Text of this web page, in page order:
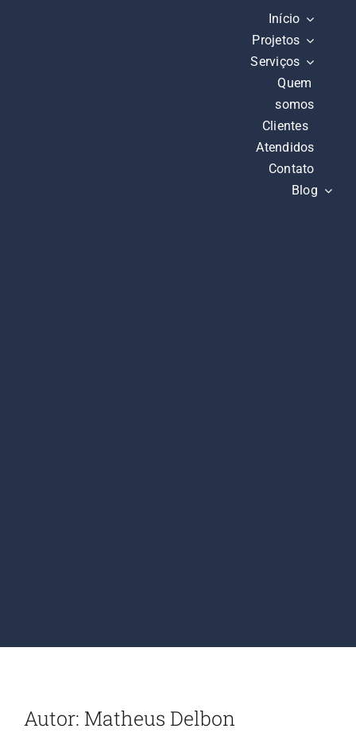
Início
Projetos
Serviços
Quem
somos
Clientes
Atendidos
Contato
Blog
Autor: Matheus Delbon